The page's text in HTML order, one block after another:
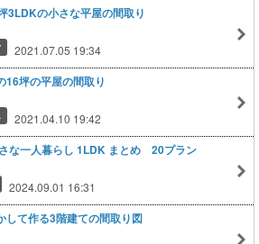
3LDKの小さな平屋の間取り
2021.07.05 19:34
16坪の平屋の間取り
2021.04.10 19:42
な一人暮らし 1LDK まとめ 20プラン
2024.09.01 16:31
して作る3階建ての間取り図